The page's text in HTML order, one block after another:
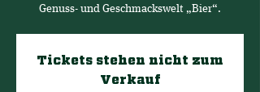
Genuss- und Geschmackswelt „Bier“.
Tickets stehen nicht zum
Verkauf